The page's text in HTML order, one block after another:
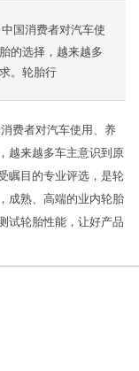
国消费者对汽车使
的选择，越来越多
。轮胎行
费者对汽车使用、养
越来越多车主意识到原
瞩目的专业评选，是轮
成熟、高端的业内轮胎
试轮胎性能，让好产品